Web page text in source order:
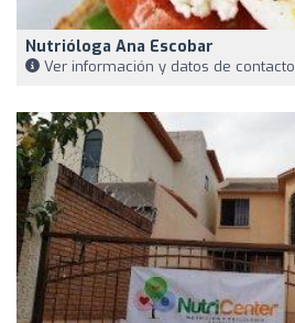
Nutrióloga Ana Escobar
Ver información y datos de contacto